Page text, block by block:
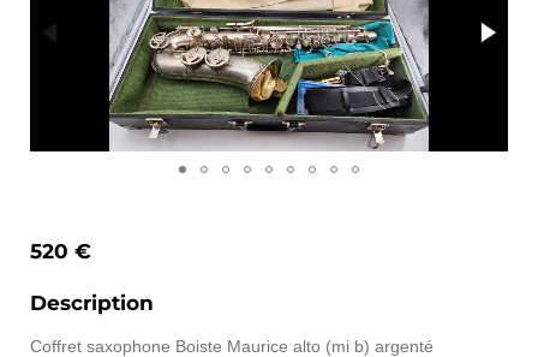
520 €
Description
Coffret saxophone Boiste Maurice alto (mi b) argenté